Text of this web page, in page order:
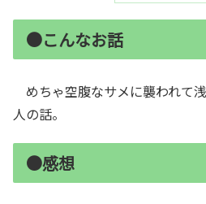
●こんなお話
めちゃ空腹なサメに襲われて
人の話。
●感想